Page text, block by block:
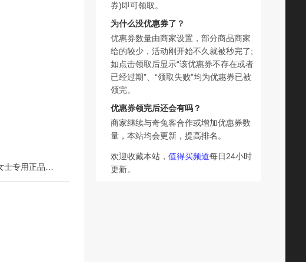
券)即可领取。
为什么没优惠券了？
优惠券数量由商家设置，部分商品商家
给的较少，活动刚开始不久就被秒完了;
如点击领取后显示“该优惠券不存在或者
已经过期”、“领取失败”均为优惠券已被
领完。
优惠券领完后还会有吗？
商家继续与奇兔客合作或增加优惠券数
量，本站均会更新，提高排名。
欢迎收藏本站， 值得买频道每日24小时
更新。